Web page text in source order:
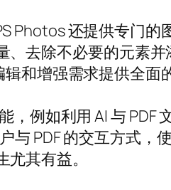
Photos 还提供专门
、去除不必要的元素
和增强需求提供全面
，例如利用 AI 与
与 PDF 的交互方式
其有益。